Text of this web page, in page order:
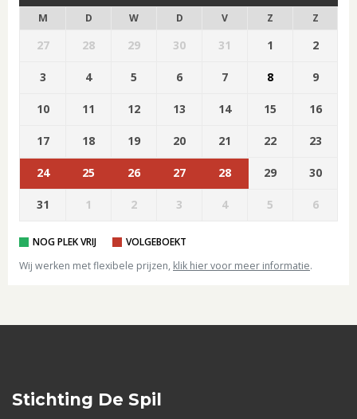
M D W D V Z Z
27 28 29 30 31 1 2
3 4 5 6 7 8 9
10 11 12 13 14 15 16
17 18 19 20 21 22 23
24 25 26 27 28 29 30
31 1 2 3 4 5 6
NOG PLEK VRIJ
VOLGEBOEKT
Wij werken met flexibele prijzen, klik hier voor meer informatie.
Stichting De Spil